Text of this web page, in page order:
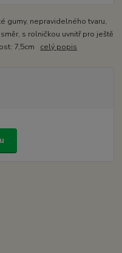
gumy, nepravidelného tvaru,
s rolničkou uvnitř pro ještě
7,5cm celý popis